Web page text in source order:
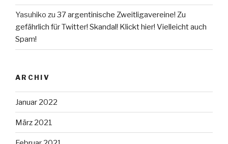
Yasuhiko zu 37 argentinische Zweitligavereine! Zu
gefährlich für Twitter! Skandal! Klickt hier! Vielleicht auch
Spam!
ARCHIV
Januar 2022
März 2021